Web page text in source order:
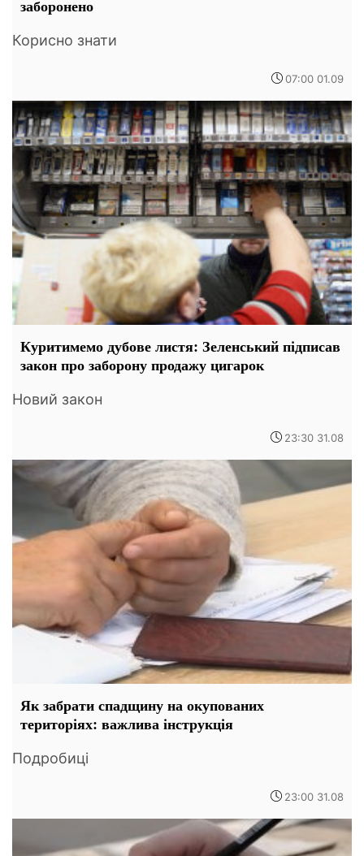
заборонено
Корисно знати
07:00 01.09
Куритимемо дубове листя: Зеленський підписав
закон про заборону продажу цигарок
Новий закон
23:30 31.08
Як забрати спадщину на окупованих
територіях: важлива інструкція
Подробиці
23:00 31.08